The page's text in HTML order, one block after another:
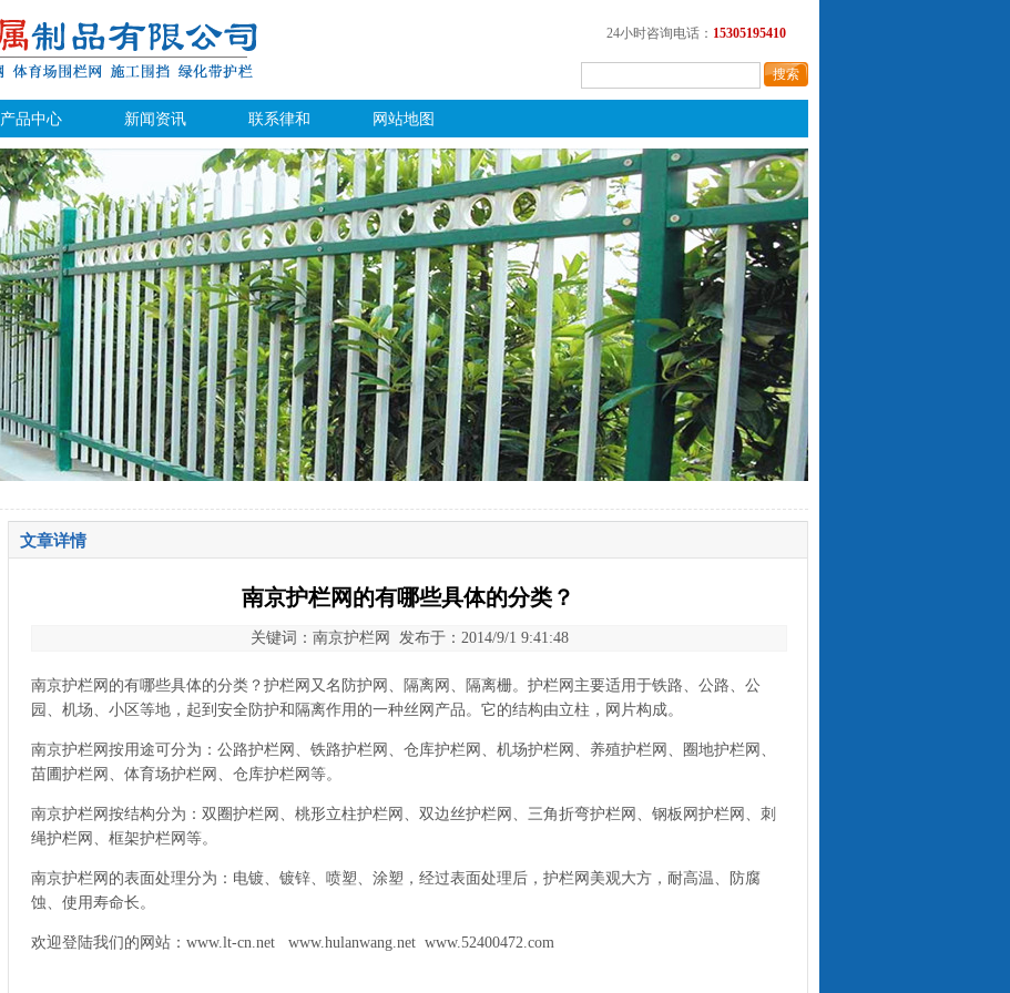
24小时咨询电话： 15305195410
产品中心 新闻资讯 联系律和 网站地图
文章详情
南京护栏网的有哪些具体的分类？
关键词：南京护栏网 发布于：2014/9/1 9:41:48
南京护栏网 的有哪些具体的分类？护栏网又名防护网、隔离网、隔离栅。 护栏网 主要适用于铁路、公路、公
园、机场、小区等地，起到安全防护和隔离作用的一种丝网产品。它的结构由立柱，网片构成。
南京护栏网按用途可分为： 公路护栏网 、铁路护栏网、仓库护栏网、机场护栏网、养殖护栏网、 圈地护栏网 、
苗圃护栏网、体育场护栏网、仓库护栏网等。
南京护栏网按结构分为：双圈护栏网、桃形立柱护栏网、 双边丝护栏网 、三角折弯护栏网、钢板网护栏网、刺
绳护栏网、框架护栏网等。
南京护栏网的表面处理分为：电镀、镀锌、喷塑、涂塑，经过表面处理后，护栏网美观大方，耐高温、防腐
蚀、使用寿命长。
欢迎登陆我们的网站：www.lt-cn.net www.hulanwang.net www.52400472.com